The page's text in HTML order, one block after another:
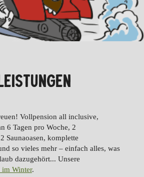
Vollpension all inclusive,
6 Tagen pro Woche, 2
Saunaoasen, komplette
so vieles mehr – einfach alles, was
dazugehört... Unsere
Winter.